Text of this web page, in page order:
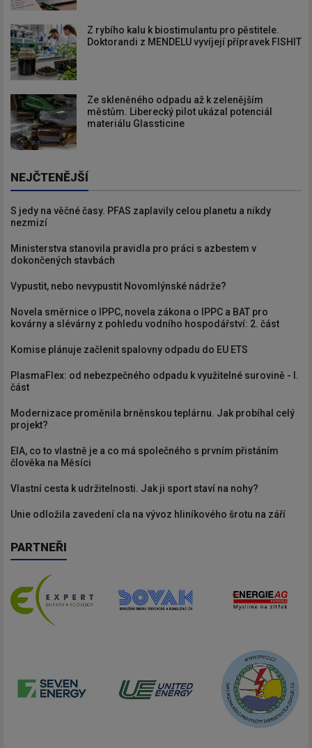
Z rybího kalu k biostimulantu pro pěstitele.
Doktorandi z MENDELU vyvíjejí přípravek FISHIT
Ze skleněného odpadu až k zelenějším
městům. Liberecký pilot ukázal potenciál
materiálu Glassticine
NEJČTENĚJŠÍ
S jedy na věčné časy. PFAS zaplavily celou planetu a nikdy
nezmizí
Ministerstva stanovila pravidla pro práci s azbestem v
dokončených stavbách
Vypustit, nebo nevypustit Novomlýnské nádrže?
Novela směrnice o IPPC, novela zákona o IPPC a BAT pro
kovárny a slévárny z pohledu vodního hospodářství: 2. část
Komise plánuje začlenit spalovny odpadu do EU ETS
PlasmaFlex: od nebezpečného odpadu k využitelné surovině - I.
část
Modernizace proměnila brněnskou teplárnu. Jak probíhal celý
projekt?
EIA, co to vlastně je a co má společného s prvním přistáním
člověka na Měsíci
Vlastní cesta k udržitelnosti. Jak ji sport staví na nohy?
Unie odložila zavedení cla na vývoz hliníkového šrotu na září
PARTNEŘI